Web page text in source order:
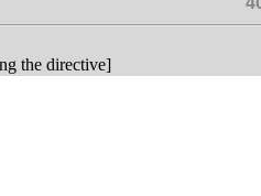
the directive]